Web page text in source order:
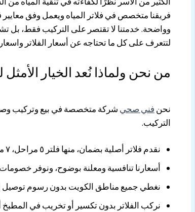
فريقنا متخصص في فلاتر المياه ويعمل وفق معايير
وواضحة. خدمتنا لا تقتصر على التركيب فقط، بل
لتتعرف على كل ما تحتاجه عن أسعار الفلاتر واسعار الفلتر ٥ مراحل وخدماتنا في
من نحن ولماذا نُعد الخيار الأمثل لتركيب فلتر ٥
نحن فني صحي شركة متخصصة في بيع وتركيب
التركيب.
نقدم فلاتر أصلية بضمان، منها فلتر ٥ مراحل، ٧ مراحل، و٨ مراحل.
أسعارنا تنافسية ومعلنة بوضوح، ونوفر
نغطي جميع مناطق الكويت بدون رسوم توصيل
نركب الفلاتر بدون تكسير أو تخريب في المطبخ